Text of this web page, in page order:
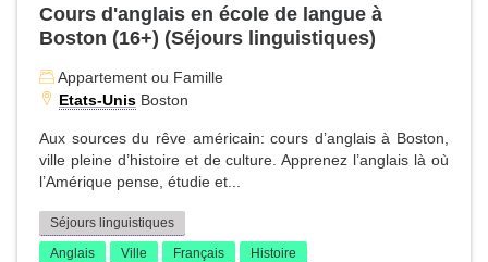
Cours d'anglais en école de langue à
Boston (16+) (Séjours linguistiques)
Appartement ou Famille
Etats-Unis Boston
Aux sources du rêve américain: cours d’anglais à Boston,
ville pleine d’histoire et de culture. Apprenez l’anglais là où
l’Amérique pense, étudie et...
Séjours linguistiques
Anglais
Ville Français Histoire